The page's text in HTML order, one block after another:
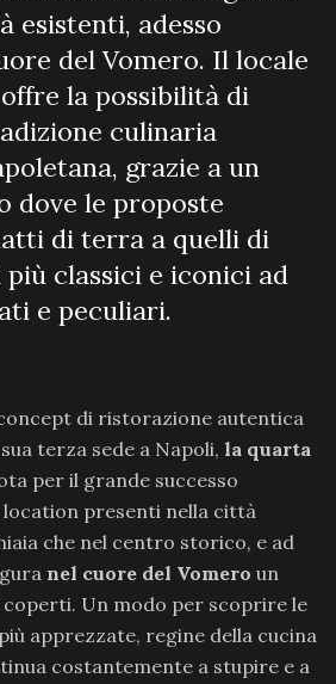
esistenti, adesso
del Vomero. Il locale
la possibilità di
culinaria
grazie a un
dove le proposte
di terra a quelli di
classici e iconici ad
e peculiari.
di ristorazione autentica
terza sede a Napoli, la quarta
per il grande successo
presenti nella città
che nel centro storico, e ad
nel cuore del Vomero un
coperti. Un modo per scoprire le
apprezzate, regine della cucina
costantemente a stupire e a